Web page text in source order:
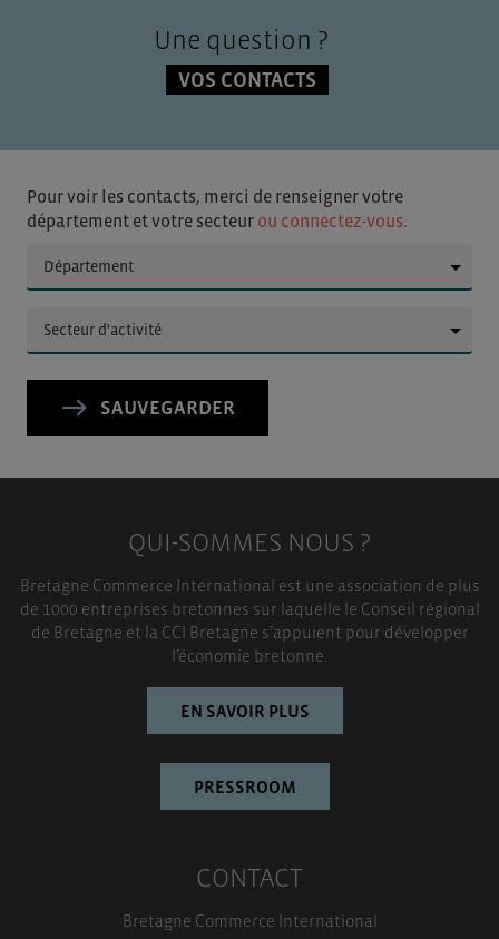
Une question ?
VOS CONTACTS
Pour voir les contacts, merci de renseigner votre
département et votre secteur ou connectez-vous.
SAUVEGARDER
QUI-SOMMES NOUS ?
Bretagne Commerce International est une association de plus
de 1000 entreprises bretonnes sur laquelle le Conseil régional
de Bretagne et la CCI Bretagne s’appuient pour développer
l’économie bretonne.
EN SAVOIR PLUS
PRESSROOM
CONTACT
Bretagne Commerce International